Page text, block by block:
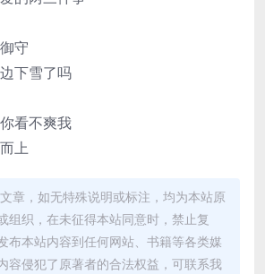
守
下雪了吗
看不爽我
上
章，如无特殊说明或标注，均为本站原
组织，在未征得本站同意时，禁止复
布本站内容到任何网站、书籍等各类媒
容侵犯了原著者的合法权益，可联系我